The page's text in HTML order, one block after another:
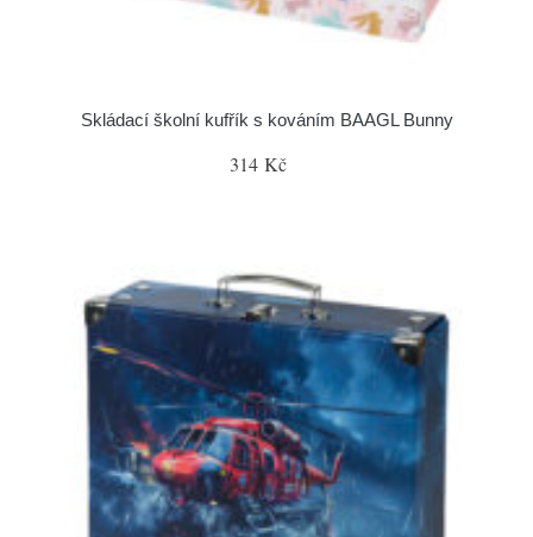
Skládací školní kufřík s kováním BAAGL Bunny
314 Kč